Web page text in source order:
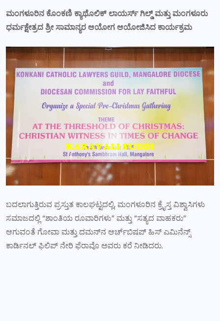
ಮಂಗಳೂರಿನ ಕೊಂಕಣಿ ಕ್ಯಾಥೊಲಿಕ್ ಲಾಯರ್ಸ್ ಗಿಲ್ಡ್ ಮತ್ತು ಮಂಗಳೂರು
ಧರ್ಮಕ್ಷೇತ್ರದ ಶ್ರೀ ಸಾಮಾನ್ಯರ ಆಯೋಗ ಆಯೋಜಿಸಿದ ಕಾರ್ಯಕ್ರಮ
ಬದಲಾಗುತ್ತಿರುವ ಪ್ರಸ್ತುತ ಕಾಲಘಟ್ಟದಲ್ಲಿ, ಮಂಗಳೂರಿನ ಕ್ರೈಸ್ತ ವಿಶ್ವಾಸಿಗಳು
ಸಮಾಜದಲ್ಲಿ “ಶಾಂತಿಯ ರೂವಾರಿಗಳು” ಮತ್ತು “ಸತ್ಯದ ವಾಹಕರು”
ಆಗುವಂತೆ ಗೋವಾ ಮತ್ತು ದಮನ್‌ನ ಆರ್ಚ್‌ಬಿಷಪ್ ಹಿಸ್ ಎಮಿನೆನ್ಸ್
ಕಾರ್ಡಿನಲ್ ಫಿಲಿಪ್ ನೇರಿ ಫೆರಾವೊ ಅವರು ಕರೆ ನೀಡಿದರು.